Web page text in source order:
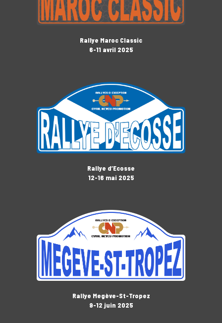
Rallye Maroc Classic
6-11 avril 2025
Rallye d’Ecosse
12-16 mai 2025
Rallye Megève-St-Tropez
9-12 juin 2025